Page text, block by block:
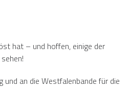
hat – und hoffen, einige der
und an die Westfalenbande für die